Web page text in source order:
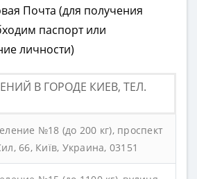
Почта (для получения
паспорт или
личности)
В ГОРОДЕ КИЕВ, ТЕЛ.
№18 (до 200 кг), проспект
66, Київ, Украина, 03151